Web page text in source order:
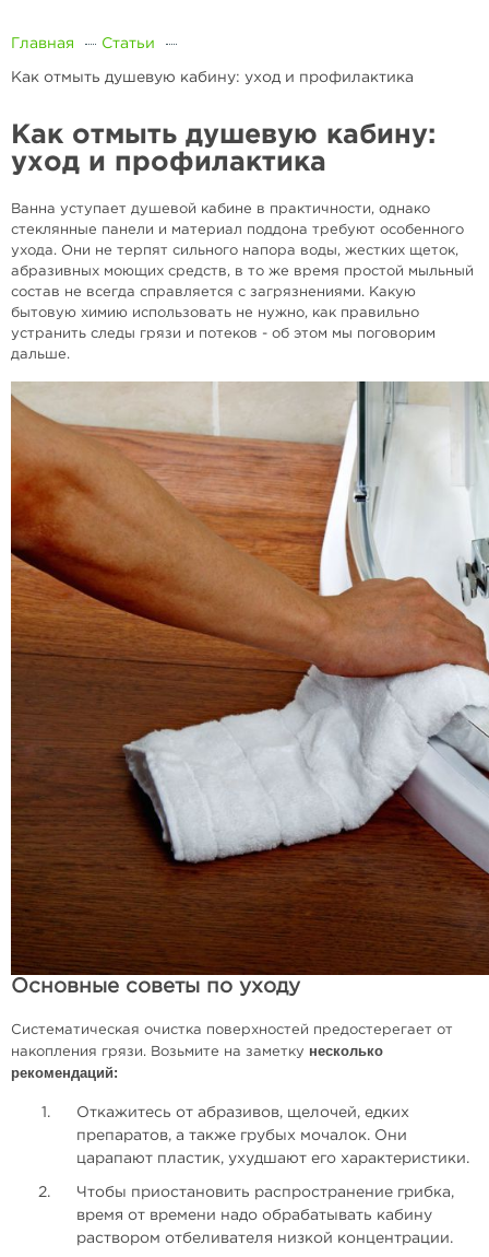
Главная Статьи
Как отмыть душевую кабину: уход и профилактика
Как отмыть душевую кабину:
уход и профилактика
Ванна уступает душевой кабине в практичности, однако
стеклянные панели и материал поддона требуют особенного
ухода. Они не терпят сильного напора воды, жестких щеток,
абразивных моющих средств, в то же время простой мыльный
состав не всегда справляется с загрязнениями. Какую
бытовую химию использовать не нужно, как правильно
устранить следы грязи и потеков - об этом мы поговорим
дальше.
Основные советы по уходу
Систематическая очистка поверхностей предостерегает от
накопления грязи. Возьмите на заметку несколько
рекомендаций:
Откажитесь от абразивов, щелочей, едких
препаратов, а также грубых мочалок. Они
царапают пластик, ухудшают его характеристики.
Чтобы приостановить распространение грибка,
время от времени надо обрабатывать кабину
раствором отбеливателя низкой концентрации.